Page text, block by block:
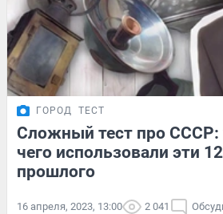
ГОРОД ТЕСТ
Сложный тест про СССР:
чего использовали эти
прошлого
16 апреля, 2023, 13:00 2 041